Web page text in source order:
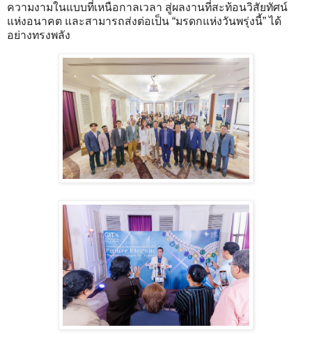
ความงามในแบบที่เหนือกาลเวลา สู่ผลงานที่สะท้อนวิสัยทัศน์
แห่งอนาคต และสามารถส่งต่อเป็น “มรดกแห่งวันพรุ่งนี้” ได้
อย่างทรงพลัง